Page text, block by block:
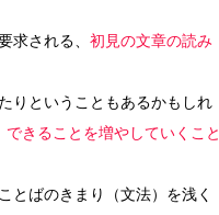
求される、 初見の文章の読み
りということもあるかもしれ
きることを増やしていくこと
とばのきまり（文法）を浅く